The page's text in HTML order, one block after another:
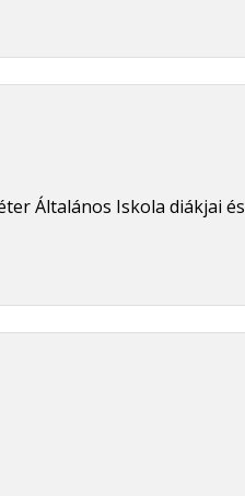
Általános Iskola diákjai és